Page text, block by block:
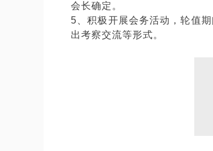
会长确定。
5、积极开展会务活动，轮值
出考察交流等形式。